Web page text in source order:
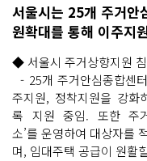
서울시는 25개 주거안
원확대를 통해 이주지
◆ 서울시 주거상향지원
- 25개 주거안심종합센
주지원, 정착지원을 강
록 지원 중임. 또한 주
소’를 운영하여 대상자를
며, 임대주택 공급이 원활